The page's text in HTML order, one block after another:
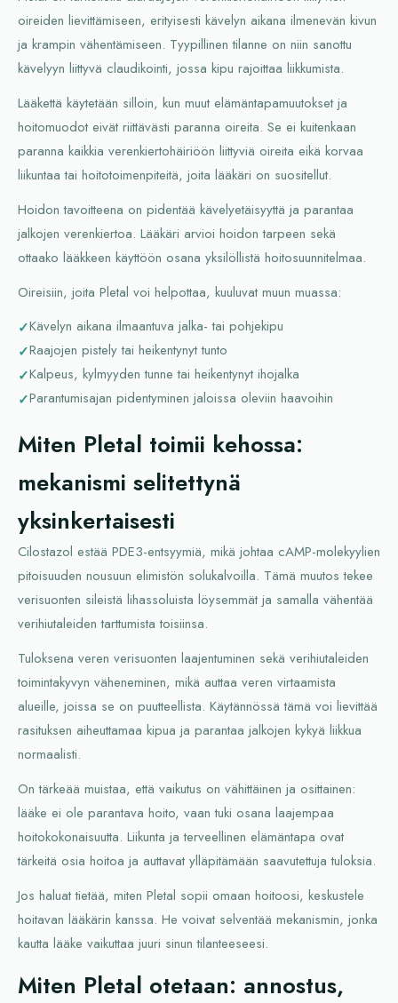
oireiden lievittämiseen, erityisesti kävelyn aikana ilmenevän kivun
ja krampin vähentämiseen. Tyypillinen tilanne on niin sanottu
kävelyyn liittyvä claudikointi, jossa kipu rajoittaa liikkumista.
Lääkettä käytetään silloin, kun muut elämäntapamuutokset ja
hoitomuodot eivät riittävästi paranna oireita. Se ei kuitenkaan
paranna kaikkia verenkiertohäiriöön liittyviä oireita eikä korvaa
liikuntaa tai hoitotoimenpiteitä, joita lääkäri on suositellut.
Hoidon tavoitteena on pidentää kävelyetäisyyttä ja parantaa
jalkojen verenkiertoa. Lääkäri arvioi hoidon tarpeen sekä
ottaako lääkkeen käyttöön osana yksilöllistä hoitosuunnitelmaa.
Oireisiin, joita Pletal voi helpottaa, kuuluvat muun muassa:
Kävelyn aikana ilmaantuva jalka- tai pohjekipu
Raajojen pistely tai heikentynyt tunto
Kalpeus, kylmyyden tunne tai heikentynyt ihojalka
Parantumisajan pidentyminen jaloissa oleviin haavoihin
Miten Pletal toimii kehossa:
mekanismi selitettynä
yksinkertaisesti
Cilostazol estää PDE3-entsyymiä, mikä johtaa cAMP-molekyylien
pitoisuuden nousuun elimistön solukalvoilla. Tämä muutos tekee
verisuonten sileistä lihassoluista löysemmät ja samalla vähentää
verihiutaleiden tarttumista toisiinsa.
Tuloksena veren verisuonten laajentuminen sekä verihiutaleiden
toimintakyvyn väheneminen, mikä auttaa veren virtaamista
alueille, joissa se on puutteellista. Käytännössä tämä voi lievittää
rasituksen aiheuttamaa kipua ja parantaa jalkojen kykyä liikkua
normaalisti.
On tärkeää muistaa, että vaikutus on vähittäinen ja osittainen:
lääke ei ole parantava hoito, vaan tuki osana laajempaa
hoitokokonaisuutta. Liikunta ja terveellinen elämäntapa ovat
tärkeitä osia hoitoa ja auttavat ylläpitämään saavutettuja tuloksia.
Jos haluat tietää, miten Pletal sopii omaan hoitoosi, keskustele
hoitavan lääkärin kanssa. He voivat selventää mekanismin, jonka
kautta lääke vaikuttaa juuri sinun tilanteeseesi.
Miten Pletal otetaan: annostus,